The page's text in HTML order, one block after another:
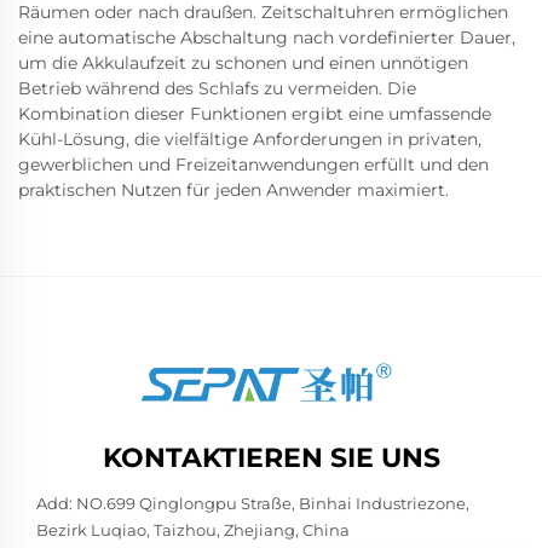
Räumen oder nach draußen. Zeitschaltuhren ermöglichen
eine automatische Abschaltung nach vordefinierter Dauer,
um die Akkulaufzeit zu schonen und einen unnötigen
Betrieb während des Schlafs zu vermeiden. Die
Kombination dieser Funktionen ergibt eine umfassende
Kühl-Lösung, die vielfältige Anforderungen in privaten,
gewerblichen und Freizeitanwendungen erfüllt und den
praktischen Nutzen für jeden Anwender maximiert.
KONTAKTIEREN SIE UNS
Add: NO.699 Qinglongpu Straße, Binhai Industriezone,
Bezirk Luqiao, Taizhou, Zhejiang, China